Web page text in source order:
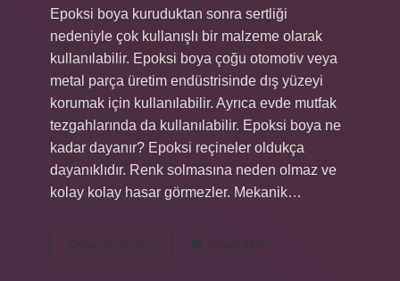
Epoksi boya kuruduktan sonra sertliği
nedeniyle çok kullanışlı bir malzeme olarak
kullanılabilir. Epoksi boya çoğu otomotiv veya
metal parça üretim endüstrisinde dış yüzeyi
korumak için kullanılabilir. Ayrıca evde mutfak
tezgahlarında da kullanılabilir. Epoksi boya ne
kadar dayanır? Epoksi reçineler oldukça
dayanıklıdır. Renk solmasına neden olmaz ve
kolay kolay hasar görmezler. Mekanik…
Devamını okuyun
Boya
Yorum Bırak